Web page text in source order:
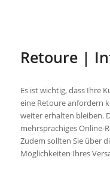
Retoure |
Es ist wichtig, dass Ihre
eine Retoure anfordern
weiter erhalten bleiben.
mehrsprachiges Online-
Zudem sollten Sie über
Möglichkeiten Ihres